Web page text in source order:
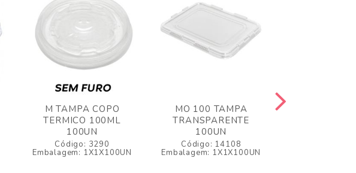
M TAMPA COPO
TERMICO 100ML
100UN
Código: 3290
Embalagem: 1X1X100UN
MO 100 TAMPA
TRANSPARENTE
100UN
Código: 14108
Embalagem: 1X1X100UN